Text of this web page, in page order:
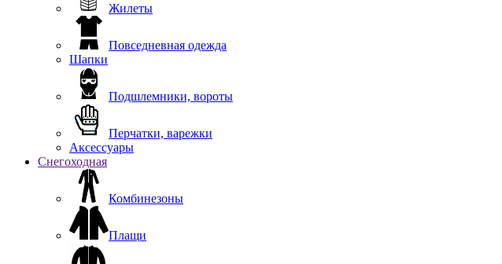
Жилеты
Повседневная одежда
Шапки
Подшлемники, вороты
Перчатки, варежки
Аксессуары
Снегоходная
Комбинезоны
Плащи